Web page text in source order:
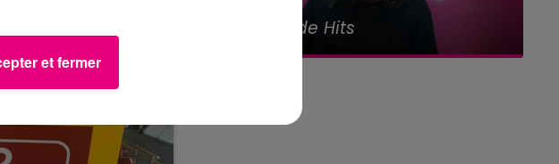
15h00 - 16h00
Le best-of Team de l'Aprèm
et fermer